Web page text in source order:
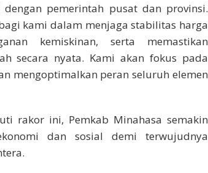
pemerintah pusat dan provinsi.
kami dalam menjaga stabilitas harga
kemiskinan, serta memastikan
secara nyata. Kami akan fokus pada
mengoptimalkan peran seluruh elemen
rakor ini, Pemkab Minahasa semakin
dan sosial demi terwujudnya